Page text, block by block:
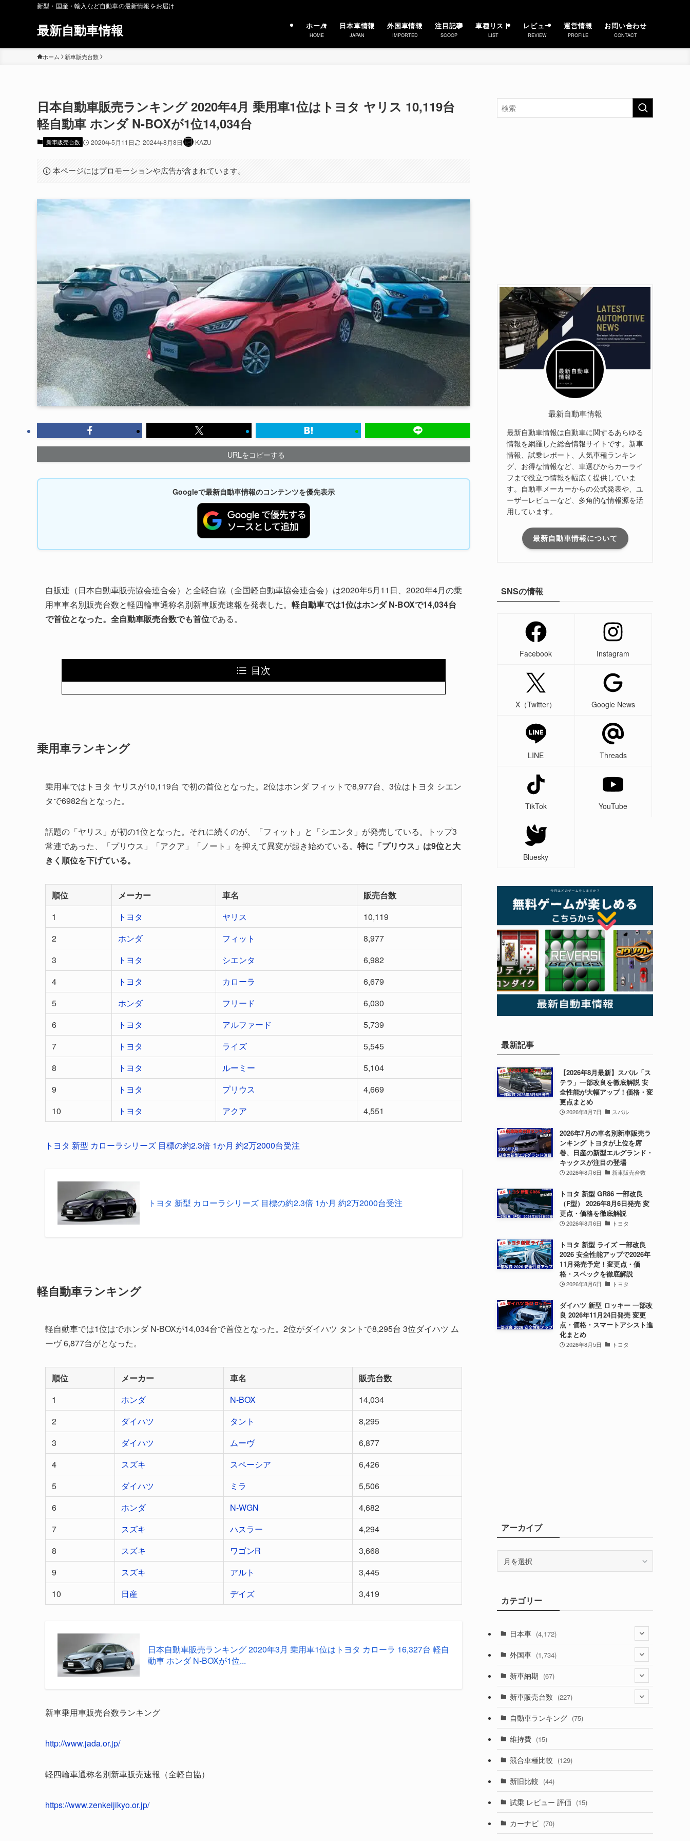
新型・国産・輸入など自動車の最新情報をお届け
最新自動車情報 ホーム
HOME
日本車情報
JAPAN
外国車情報
IMPORTED
注目記事
SCOOP
車種リスト
LIST
レビュー
REVIEW
運営情報
PROFILE
お問い合わせ
CONTACT
ホーム 新車販売台数
日本自動車販売ランキング 2020年4月 乗用車1位はトヨタ ヤリス 10,119台
軽自動車 ホンダ N-BOXが1位14,034台
新車販売台数 2020年5月11日 2024年8月8日 KAZU
本ページにはプロモーションや広告が含まれています。
URLをコピーする
Googleで最新自動車情報のコンテンツを優先表示
自販連（日本自動車販売協会連合会）と全軽自協（全国軽自動車協会連合会）は2020年5月11日、2020年4月の乗
用車車名別販売台数と軽四輪車通称名別新車販売速報を発表した。 軽自動車では1位はホンダ N-BOXで14,034台
で首位となった。全自動車販売台数でも首位である。
目次
乗用車ランキング
乗用車ではトヨタ ヤリスが10,119台 で初の首位となった。2位はホンダ フィットで8,977台、3位はトヨタ シエン
タで6982台となった。
話題の「ヤリス」が初の1位となった。それに続くのが、「フィット」と「シエンタ」が発売している。トップ3
常連であった、「プリウス」「アクア」「ノート」を抑えて異変が起き始めている。 特に「プリウス」は9位と大
きく順位を下げている。
順位 メーカー 車名
販売台数
1
トヨタ ヤリス
10,119
2
ホンダ フィット
8,977
3
トヨタ シエンタ
6,982
4
トヨタ カローラ
6,679
5
ホンダ フリード
6,030
6
トヨタ アルファード
5,739
7
トヨタ ライズ
5,545
8
トヨタ ルーミー
5,104
9
トヨタ プリウス
4,669
10
トヨタ アクア 4,551
トヨタ 新型 カローラシリーズ 目標の約2.3倍 1か月 約2万2000台受注
トヨタ 新型 カローラシリーズ 目標の約2.3倍 1か月 約2万2000台受注
軽自動車ランキング
軽自動車では1位はでホンダ N-BOXが14,034台で首位となった。2位がダイハツ タントで8,295台 3位ダイハツ ム
ーヴ 6,877台がとなった。
順位 メーカー 車名
販売台数
1
ホンダ N-BOX
14,034
2
ダイハツ タント
8,295
3
ダイハツ ムーヴ
6,877
4
スズキ スペーシア
6,426
5
ダイハツ ミラ
5,506
6
ホンダ N-WGN
4,682
7
スズキ ハスラー
4,294
8
スズキ ワゴンR
3,668
9
スズキ アルト
3,445
10
日産 デイズ 3,419
日本自動車販売ランキング 2020年3月 乗用車1位はトヨタ カローラ 16,327台 軽自
動車 ホンダ N-BOXが1位...
新車乗用車販売台数ランキング
http://www.jada.or.jp/
軽四輪車通称名別新車販売速報（全軽自協）
https://www.zenkeijikyo.or.jp/
最新自動車情報
最新自動車情報は自動車に関するあらゆる
情報を網羅した総合情報サイトです。新車
情報、試乗レポート、人気車種ランキン
グ、お得な情報など、車選びからカーライ
フまで役立つ情報を幅広く提供していま
す。自動車メーカーからの公式発表や、ユ
ーザーレビューなど、多角的な情報源を活
用しています。
最新自動車情報について
SNSの情報
Facebook Instagram
X（Twitter） Google News
LINE Threads
TikTok YouTube
Bluesky
最新記事
【2026年8月最新】スバル「ス
テラ」一部改良を徹底解説 安
全性能が大幅アップ！価格・変
更点まとめ
2026年8月7日 スバル
2026年7月の車名別新車販売ラ
ンキング トヨタが上位を席
巻、日産の新型エルグランド・
キックスが注目の登場
2026年8月6日 新車販売台数
トヨタ 新型 GR86 一部改良
（F型） 2026年8月6日発売 変
更点・価格を徹底解説
2026年8月6日 トヨタ
トヨタ 新型 ライズ 一部改良
2026 安全性能アップで2026年
11月発売予定！変更点・価
格・スペックを徹底解説
2026年8月6日 トヨタ
ダイハツ 新型 ロッキー 一部改
良 2026年11月24日発売 変更
点・価格・スマートアシスト進
化まとめ
2026年8月5日 トヨタ
アーカイブ
ブカテゴリー
日本車 (4,172)
(1,321)
(329)
(525)
(357)
(328)
(194)
(230)
(253)
外国車 (1,734)
(188)
(242)
(85)
(84)
(14)
(222)
(50)
(58)
新車納期 (67)
(28)
(8)
(3)
(3)
(5)
(1)
新車販売台数 (227)
(21)
(5)
(7)
(5)
自動車ランキング (75)
維持費 (15)
競合車種比較 (129)
新旧比較 (44)
試乗 レビュー 評価 (15)
カーナビ (70)